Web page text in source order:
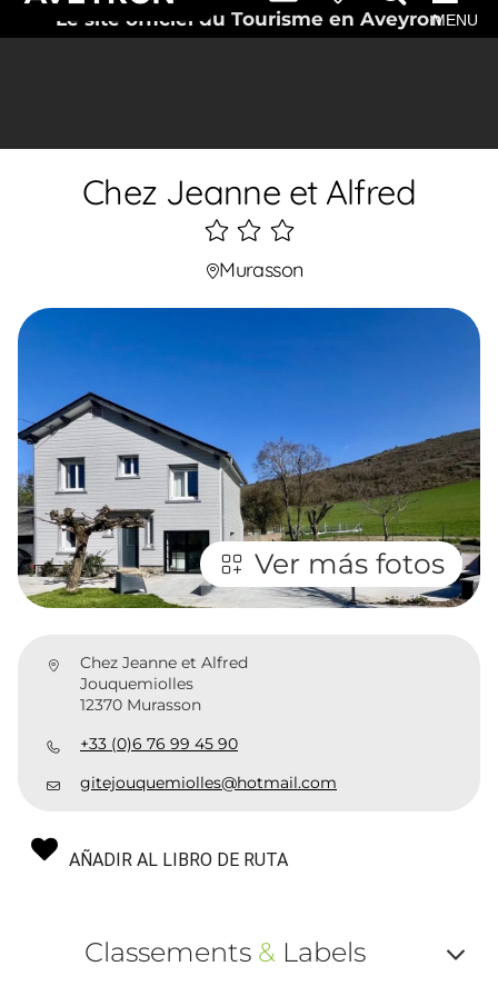
Le site officiel du Tourisme en AveyronMENU
Chez Jeanne et Alfred
3
étoiles
Murasson
Ver más fotos
Chez Jeanne et Alfred
Jouquemiolles
12370 Murasson
+33 (0)6 76 99 45 90
gitejouquemiolles@hotmail.com
AÑADIR AL LIBRO DE RUTA
Classements &Labels